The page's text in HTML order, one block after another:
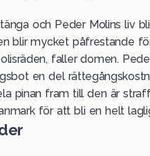
och Peder Molins liv
blir mycket påfrestande
faller domen.
en del
pinan fram till den är
för att bli en helt